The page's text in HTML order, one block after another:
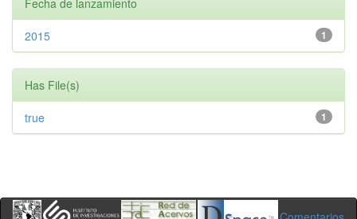
Fecha de lanzamiento
1
2015
Has File(s)
1
true